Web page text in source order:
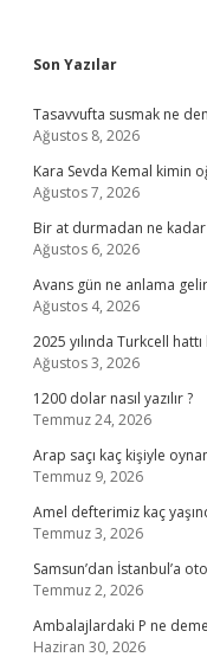
Sidebar
Son Yazılar
Tasavvufta susmak ne
Ağustos 8, 2026
Kara Sevda Kemal kimin
Ağustos 7, 2026
Bir at durmadan ne
Ağustos 6, 2026
Avans gün ne anlama
Ağustos 4, 2026
2025 yılında Turkcell
Ağustos 3, 2026
1200 dolar nasıl yazılır ?
Temmuz 24, 2026
Arap saçı kaç kişiyle
Temmuz 9, 2026
Amel defterimiz kaç
Temmuz 3, 2026
Samsun’dan İstanbul’a
Temmuz 2, 2026
Ambalajlardaki P ne
Haziran 30, 2026